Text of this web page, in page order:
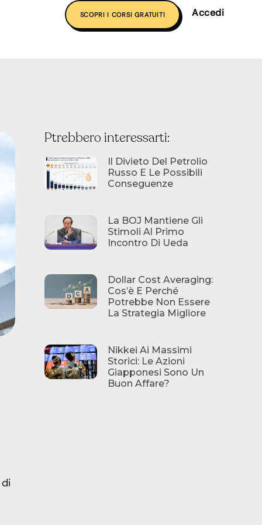
SCOPRI I CORSI GRATUITI Accedi
Ptrebbero interessarti:
Il Divieto Del Petrolio
Russo E Le Possibili
Conseguenze
La BOJ Mantiene Gli
Stimoli Al Primo
Incontro Di Ueda
Dollar Cost Averaging:
Cos’è E Perché
Potrebbe Non Essere
La Strategia Migliore
Nikkei Ai Massimi
Storici: Le Azioni
Giapponesi Sono Un
Buon Affare?